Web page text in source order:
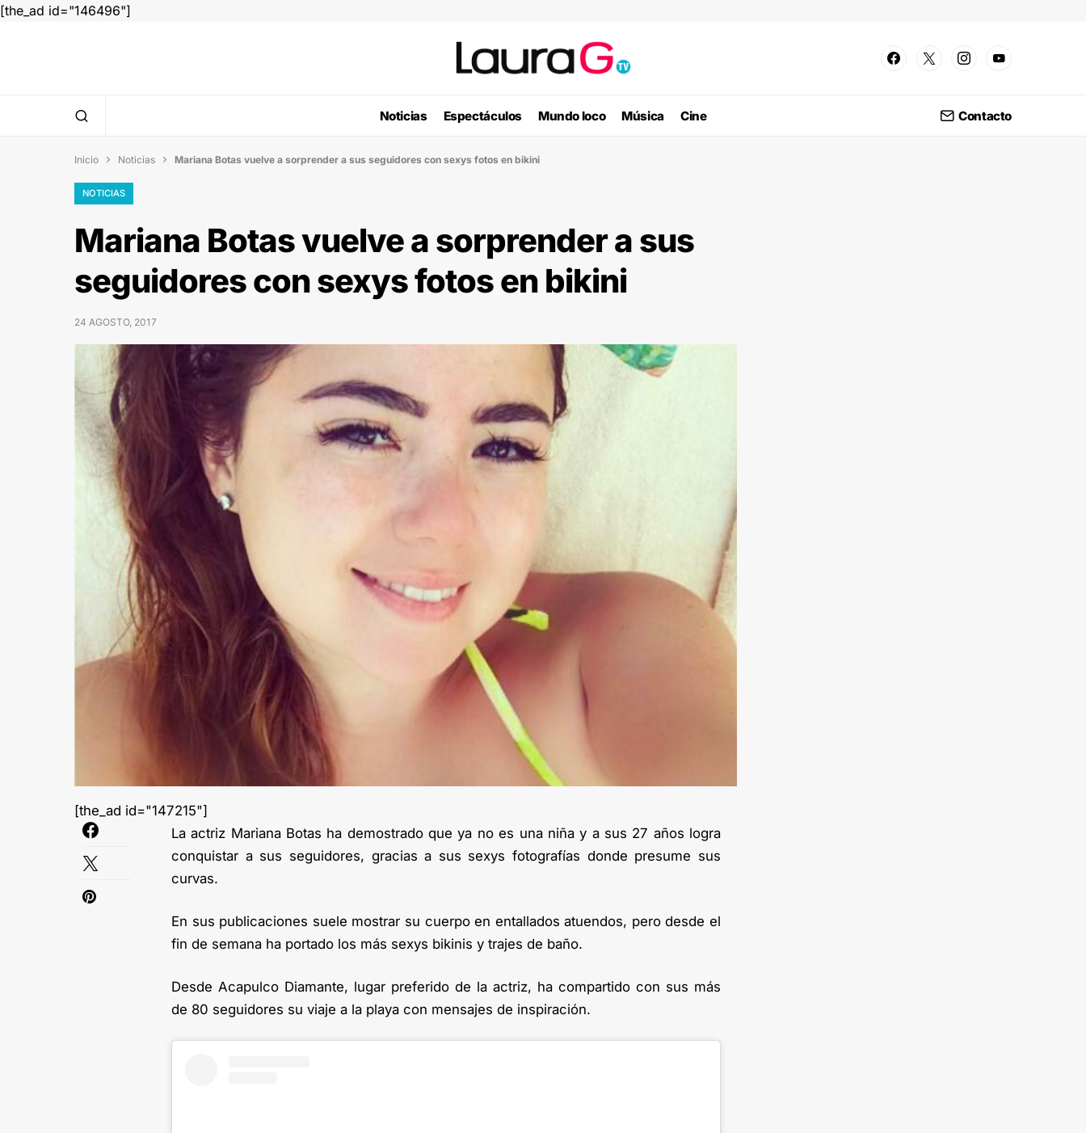
[the_ad id="146496"]
Noticias Espectáculos Mundo loco Música Cine Contacto
Inicio  Noticias  Mariana Botas vuelve a sorprender a sus seguidores con sexys fotos en bikini
NOTICIAS
Mariana Botas vuelve a sorprender a sus
seguidores con sexys fotos en bikini
24 AGOSTO, 2017
[the_ad id="147215"]
La actriz Mariana Botas ha demostrado que ya no es una niña y a sus 27 años logra
conquistar a sus seguidores, gracias a sus sexys fotografías donde presume sus
curvas.
En sus publicaciones suele mostrar su cuerpo en entallados atuendos, pero desde el
fin de semana ha portado los más sexys bikinis y trajes de baño.
Desde Acapulco Diamante, lugar preferido de la actriz, ha compartido con sus más
de 80 seguidores su viaje a la playa con mensajes de inspiración.